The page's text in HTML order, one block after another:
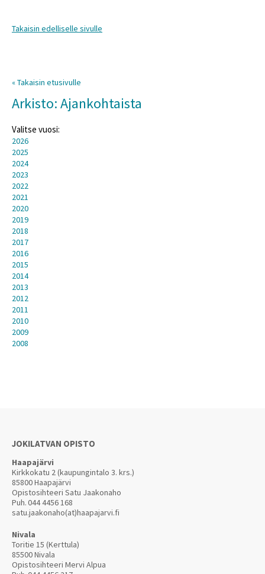
Takaisin edelliselle sivulle
« Takaisin etusivulle
Arkisto: Ajankohtaista
Valitse vuosi:
2026
2025
2024
2023
2022
2021
2020
2019
2018
2017
2016
2015
2014
2013
2012
2011
2010
2009
2008
JOKILATVAN OPISTO
Haapajärvi
Kirkkokatu 2 (kaupungintalo 3. krs.)
85800 Haapajärvi
Opistosihteeri Satu Jaakonaho
Puh.044 4456 168
satu.jaakonaho(at)haapajarvi.fi
Nivala
Toritie 15 (Kerttula)
85500 Nivala
Opistosihteeri Mervi Alpua